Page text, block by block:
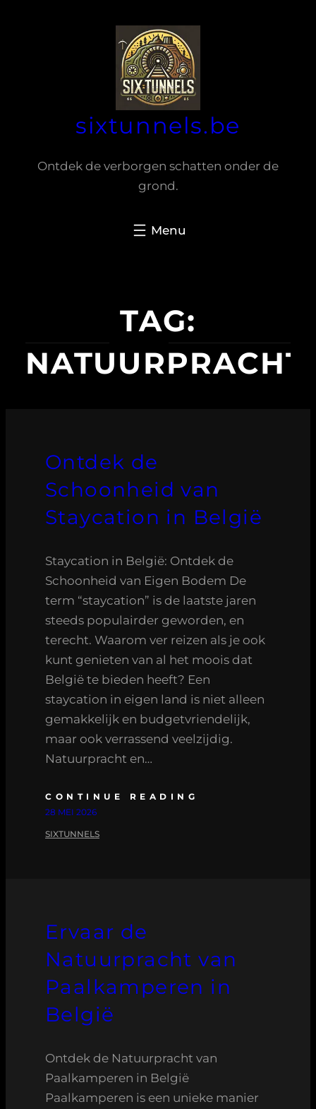
sixtunnels.be
Ontdek de verborgen schatten onder de
grond.
TAG:
NATUURPRACHT
Ontdek de
Schoonheid van
Staycation in België
Staycation in België: Ontdek de
Schoonheid van Eigen Bodem De
term “staycation” is de laatste jaren
steeds populairder geworden, en
terecht. Waarom ver reizen als je ook
kunt genieten van al het moois dat
België te bieden heeft? Een
staycation in eigen land is niet alleen
gemakkelijk en budgetvriendelijk,
maar ook verrassend veelzijdig.
Natuurpracht en…
CONTINUE READING
28 MEI 2026
SIXTUNNELS
Ervaar de
Natuurpracht van
Paalkamperen in
België
Ontdek de Natuurpracht van
Paalkamperen in België
Paalkamperen is een unieke manier